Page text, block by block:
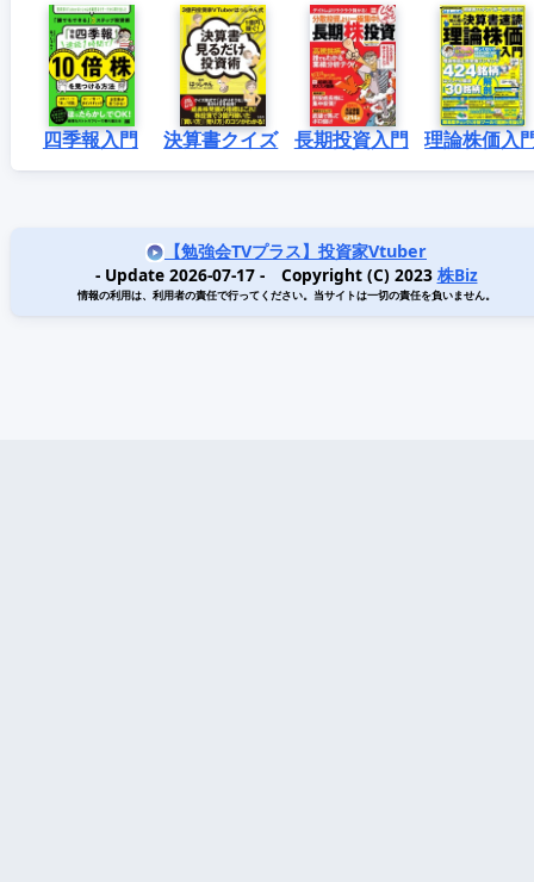
四季報入門 決算書クイズ 長期投資入門 理論株価入
【勉強会TVプラス】投資家Vtuber
- Update 2026-07-17 - Copyright (C) 2023 株Biz
情報の利用は、利用者の責任で行ってください。当サイトは一切の責任を負いません。